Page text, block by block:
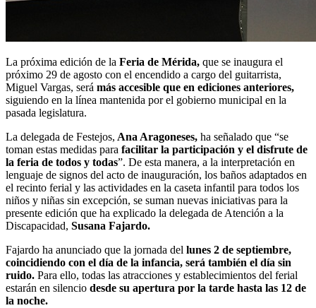
La próxima edición de la Feria de Mérida, que se inaugura el
próximo 29 de agosto con el encendido a cargo del guitarrista,
Miguel Vargas, será más accesible que en ediciones anteriores,
siguiendo en la línea mantenida por el gobierno municipal en la
pasada legislatura.
La delegada de Festejos, Ana Aragoneses, ha señalado que “se
toman estas medidas para facilitar la participación y el disfrute de
la feria de todos y todas”. De esta manera, a la interpretación en
lenguaje de signos del acto de inauguración, los baños adaptados en
el recinto ferial y las actividades en la caseta infantil para todos los
niños y niñas sin excepción, se suman nuevas iniciativas para la
presente edición que ha explicado la delegada de Atención a la
Discapacidad, Susana Fajardo.
Fajardo ha anunciado que la jornada del lunes 2 de septiembre,
coincidiendo con el día de la infancia, será también el día sin
ruido. Para ello, todas las atracciones y establecimientos del ferial
estarán en silencio desde su apertura por la tarde hasta las 12 de
la noche.